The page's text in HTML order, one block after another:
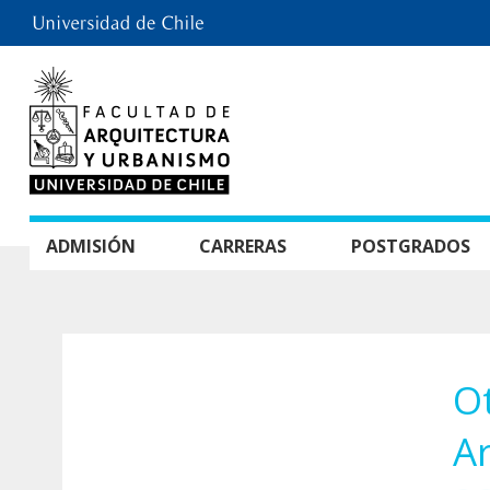
ADMISIÓN CARRERAS POSTGRADOS